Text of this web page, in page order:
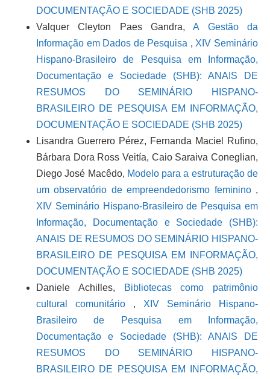
DOCUMENTAÇÃO E SOCIEDADE (SHB 2025)
Valquer Cleyton Paes Gandra,A Gestão da
Informação em Dados de Pesquisa , XIV Seminário
Hispano-Brasileiro de Pesquisa em Informação,
Documentação e Sociedade (SHB): ANAIS DE
RESUMOS DO SEMINÁRIO HISPANO-
BRASILEIRO DE PESQUISA EM INFORMAÇÃO,
DOCUMENTAÇÃO E SOCIEDADE (SHB 2025)
Lisandra Guerrero Pérez, Fernanda Maciel Rufino,
Bárbara Dora Ross Veitía, Caio Saraiva Coneglian,
Diego José Macêdo, Modelo para a estruturação de
um observatório de empreendedorismo feminino ,
XIV Seminário Hispano-Brasileiro de Pesquisa em
Informação, Documentação e Sociedade (SHB):
ANAIS DE RESUMOS DO SEMINÁRIO HISPANO-
BRASILEIRO DE PESQUISA EM INFORMAÇÃO,
DOCUMENTAÇÃO E SOCIEDADE (SHB 2025)
Daniele Achilles,
Bibliotecas como patrimônio
cultural comunitário , XIV Seminário Hispano-
Brasileiro de Pesquisa em Informação,
Documentação e Sociedade (SHB): ANAIS DE
RESUMOS DO SEMINÁRIO HISPANO-
BRASILEIRO DE PESQUISA EM INFORMAÇÃO,